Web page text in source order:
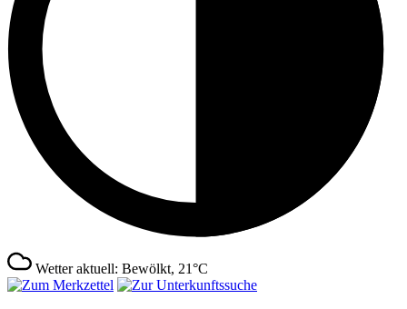
Wetter aktuell: Bewölkt, 21°C